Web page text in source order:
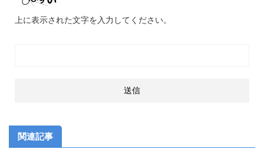
上に表示された文字を入力してください。
関連記事